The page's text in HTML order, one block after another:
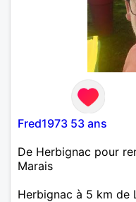
Fred1973 53 ans
De Herbignac pour
Marais
Herbignac à 5 km de